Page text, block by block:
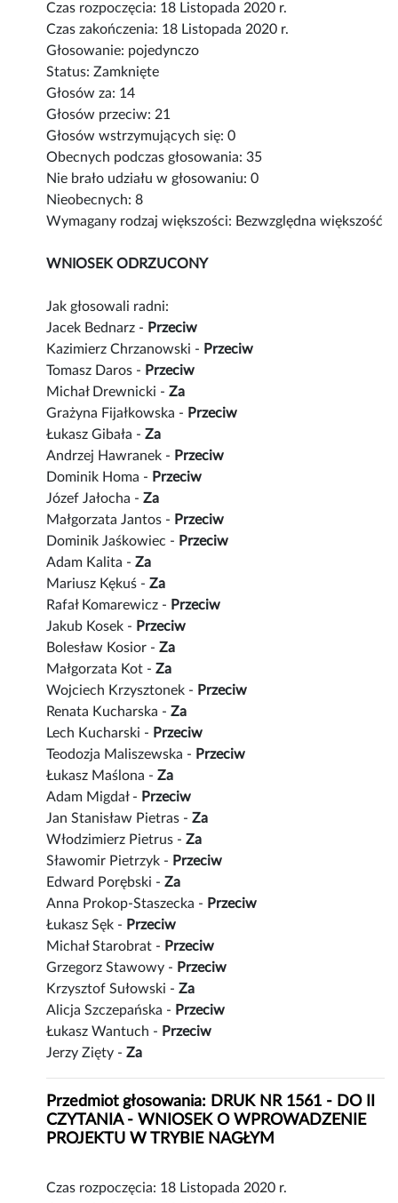
Czas rozpoczęcia: 18 Listopada 2020 r.
Czas zakończenia: 18 Listopada 2020 r.
Głosowanie: pojedynczo
Status: Zamknięte
Głosów za: 14
Głosów przeciw: 21
Głosów wstrzymujących się: 0
Obecnych podczas głosowania: 35
Nie brało udziału w głosowaniu: 0
Nieobecnych: 8
Wymagany rodzaj większości: Bezwzględna większość
WNIOSEK ODRZUCONY
Jak głosowali radni:
Jacek Bednarz - Przeciw
Kazimierz Chrzanowski - Przeciw
Tomasz Daros - Przeciw
Michał Drewnicki -Za
Grażyna Fijałkowska - Przeciw
Łukasz Gibała -Za
Andrzej Hawranek - Przeciw
Dominik Homa - Przeciw
Józef Jałocha -Za
Małgorzata Jantos - Przeciw
Dominik Jaśkowiec - Przeciw
Adam Kalita -Za
Mariusz Kękuś -Za
Rafał Komarewicz - Przeciw
Jakub Kosek - Przeciw
Bolesław Kosior -Za
Małgorzata Kot -Za
Wojciech Krzysztonek - Przeciw
Renata Kucharska -Za
Lech Kucharski - Przeciw
Teodozja Maliszewska - Przeciw
Łukasz Maślona -Za
Adam Migdał - Przeciw
Jan Stanisław Pietras -Za
Włodzimierz Pietrus -Za
Sławomir Pietrzyk - Przeciw
Edward Porębski -Za
Anna Prokop-Staszecka - Przeciw
Łukasz Sęk - Przeciw
Michał Starobrat - Przeciw
Grzegorz Stawowy - Przeciw
Krzysztof Sułowski -Za
Alicja Szczepańska - Przeciw
Łukasz Wantuch - Przeciw
Jerzy Zięty -Za
Przedmiot głosowania: DRUK NR 1561 - DO II
CZYTANIA - WNIOSEK O WPROWADZENIE
PROJEKTU W TRYBIE NAGŁYM
Czas rozpoczęcia: 18 Listopada 2020 r.